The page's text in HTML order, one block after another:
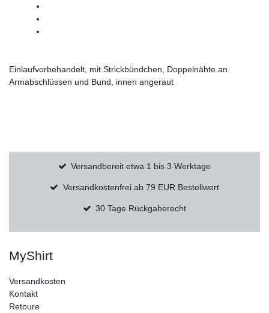
Einlaufvorbehandelt, mit Strickbündchen, Doppelnähte an
Armabschlüssen und Bund, innen angeraut
Versandbereit etwa 1 bis 3 Werktage
Versandkostenfrei ab 79 EUR Bestellwert
30 Tage Rückgaberecht
MyShirt
Versandkosten
Kontakt
Retoure